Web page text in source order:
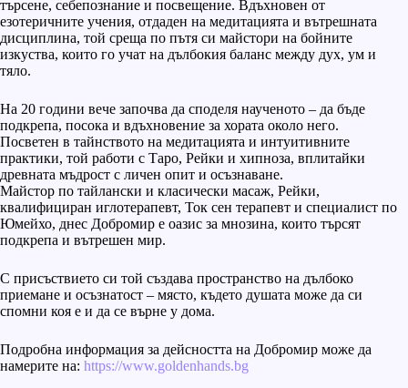
търсене, себепознание и посвещение. Вдъхновен от
езотеричните учения, отдаден на медитацията и вътрешната
дисциплина, той среща по пътя си майстори на бойните
изкуства, които го учат на дълбокия баланс между дух, ум и
тяло.
На 20 години вече започва да споделя наученото – да бъде
подкрепа, посока и вдъхновение за хората около него.
Посветен в тайнството на медитацията и интуитивните
практики, той работи с Таро, Рейки и хипноза, вплитайки
древната мъдрост с личен опит и осъзнаване.
Майстор по тайлански и класически масаж, Рейки,
квалифициран иглотерапевт, Ток сен терапевт и специалист по
Юмейхо, днес Добромир е оазис за мнозина, които търсят
подкрепа и вътрешен мир.
С присъствието си той създава пространство на дълбоко
приемане и осъзнатост – място, където душата може да си
спомни коя е и да се върне у дома.
Подробна информация за дейсността на Добромир може да
намерите на: https://www.goldenhands.bg